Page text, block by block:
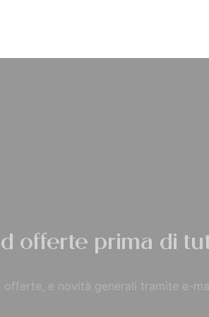
offerte prima di
e novità generali tramite e-